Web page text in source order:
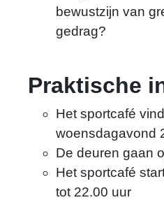
Dani van Belkom
bewustzijn van
gedrag?
Praktische
Het sportcafé
woensdagavond
De deuren gaan
Het sportcafé
tot 22.00 uur